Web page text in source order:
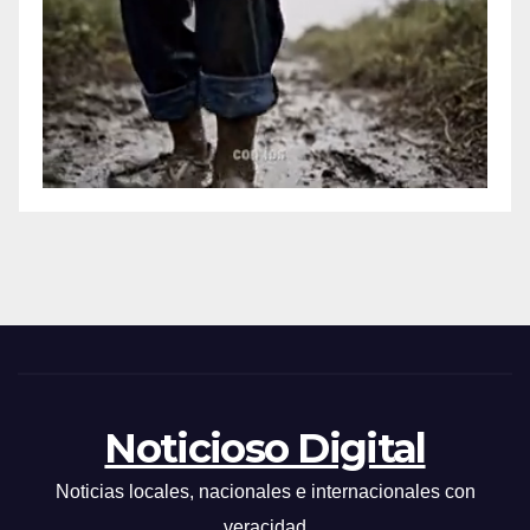
Noticioso Digital
Noticias locales, nacionales e internacionales con